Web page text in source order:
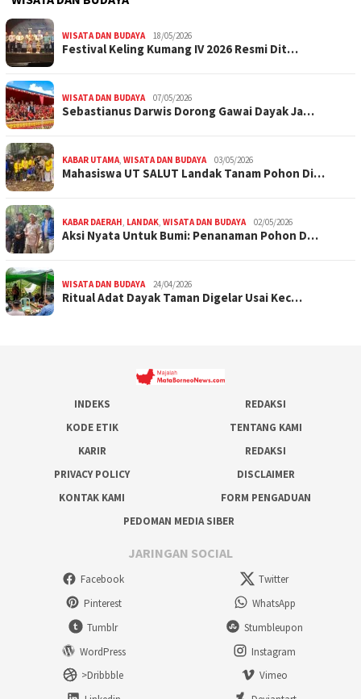
WISATA DAN BUDAYA 18/05/2026
Festival Keling Kumang IV 2026 Resmi Dit…
WISATA DAN BUDAYA 07/05/2026
Sebastianus Darwis Dorong Gawai Dayak Ja…
KABAR UTAMA, WISATA DAN BUDAYA 03/05/2026
Mahasiswa UT SALUT Landak Tanam Pohon Di…
KABAR DAERAH, LANDAK, WISATA DAN BUDAYA 02/05/2026
Aksi Nyata Untuk Bumi: Penanaman Pohon D…
WISATA DAN BUDAYA 24/04/2026
Ritual Adat Dayak Taman Digelar Usai Kec…
INDEKS
REDAKSI
KODE ETIK
TENTANG KAMI
KARIR
REDAKSI
PRIVACY POLICY
DISCLAIMER
KONTAK KAMI
FORM PENGADUAN
PEDOMAN MEDIA SIBER
JARINGAN SOCIAL
Facebook
Twitter
Pinterest
WhatsApp
Tumblr
Stumbleupon
WordPress
Instagram
>Dribbble
Vimeo